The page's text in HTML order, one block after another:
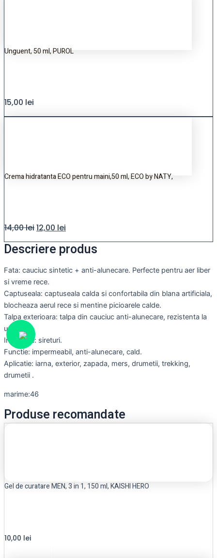
Unguent, 50 ml, PUROL
15,00 lei
Crema hidratanta ECO pentru maini,50 ml, ECO by NATY,
14,00lei12,00 lei
Descriere produs
Fata: cauciuc sintetic + anti-alunecare. Perfecte pentru aer liber
si vreme rece.
Captuseala: captuseala calda si confortabila din blana artificiala,
blocheaza aerul rece si mentine picioarele calde.
Talpa exterioara: talpa din cauciuc anti-alunecare, rezistenta la
uzura.
Inchidere: sireturi.
Functie: impermeabil, anti-alunecare, cald.
Aplicatie: iarna, exterior, zapada, mers, drumetii, trekking,
drumetii .
marime:46
Produse recomandate
Gel de curatare MEN, 3 in 1, 150 ml, KAISHI HERO
10,00 lei